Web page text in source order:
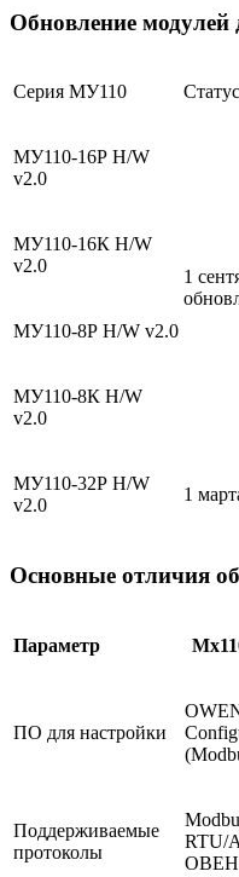
Обновление модулей
Серия МУ110 Статус
МУ110-16Р H/W
v2.0
1
МУ110-16К H/W
v2.0
МУ110-8Р H/W v2.0
МУ110-8К H/W
v2.0
МУ110-32Р H/W
v2.0
1
Основные отличия
Параметр
ПО для настройки
Поддерживаемые
протоколы
RTU/
ОВЕН